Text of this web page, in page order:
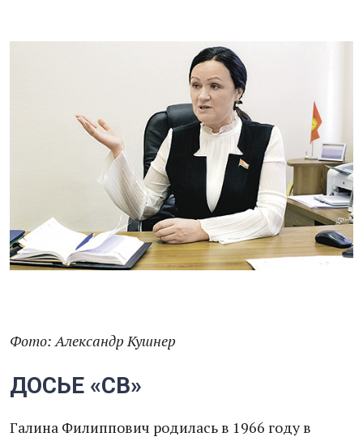
Фото: Александр Кушнер
ДОСЬЕ «СВ»
Галина Филиппович родилась в 1966 году в